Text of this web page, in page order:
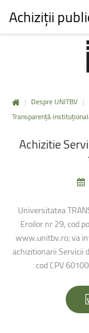
| Despre UNITBV |
Transparență
Achizitie
Universitatea
Eroilor nr 29, cod
www.unitbv.ro; va
achizitionarii Servicii
cod CPV
Achiziții